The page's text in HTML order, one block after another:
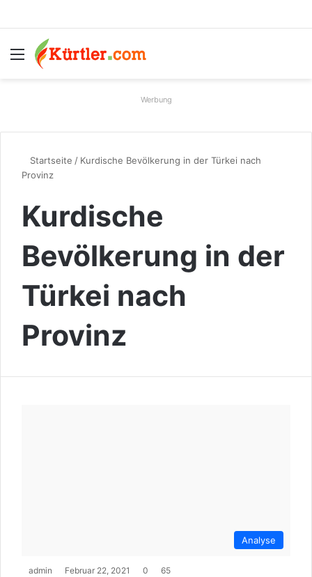
Menü
Werbung
Startseite / Kurdische Bevölkerung in der Türkei nach
Provinz
Kurdische
Bevölkerung in der
Türkei nach
Provinz
Analyse
admin Februar 22, 2021 0 65